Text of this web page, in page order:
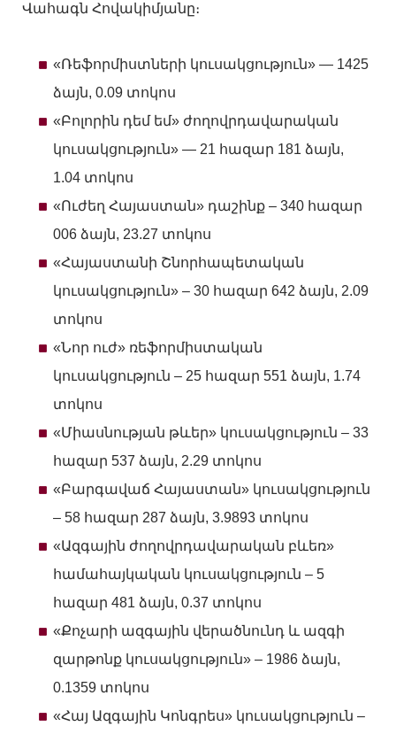
Վահագն Հովակիմյանը։
«Ռեֆորմիստների կուսակցություն» — 1425
ձայն, 0.09 տոկոս
«Բոլորին դեմ եմ» ժողովրդավարական
կուսակցություն» — 21 հազար 181 ձայն,
1.04 տոկոս
«Ուժեղ Հայաստան» դաշինք – 340 հազար
006 ձայն, 23.27 տոկոս
«Հայաստանի Շնորհապետական
կուսակցություն» – 30 հազար 642 ձայն, 2.09
տոկոս
«Նոր ուժ» ռեֆորմիստական
կուսակցություն – 25 հազար 551 ձայն, 1.74
տոկոս
«Միասնության թևեր» կուսակցություն – 33
հազար 537 ձայն, 2.29 տոկոս
«Բարգավաճ Հայաստան» կուսակցություն
– 58 հազար 287 ձայն, 3.9893 տոկոս
«Ազգային ժողովրդավարական բևեռ»
համահայկական կուսակցություն – 5
հազար 481 ձայն, 0.37 տոկոս
«Քոչարի ազգային վերածնունդ և ազգի
զարթոնք կուսակցություն» – 1986 ձայն,
0.1359 տոկոս
«Հայ Ազգային Կոնգրես» կուսակցություն –